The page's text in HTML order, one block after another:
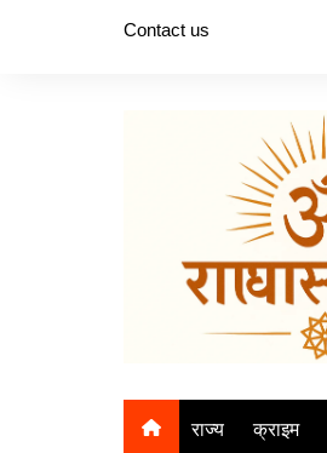
Contact us
राज्य क्राइम